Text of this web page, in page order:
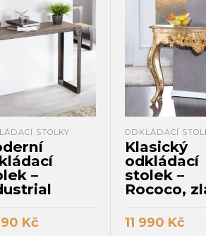
STOLKY
–
Kč
ODKLÁDACÍ
Klasický
odkládací
stolek –
Rococo,
11 990 Kč